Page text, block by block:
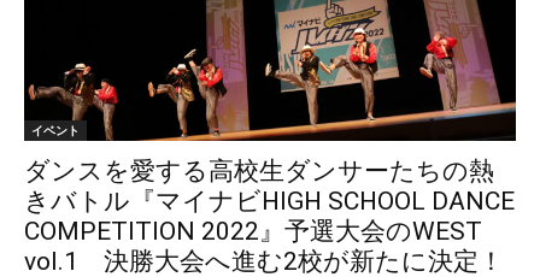
イベント
ダンスを愛する高校生ダンサーたちの熱
きバトル『マイナビHIGH SCHOOL DANCE
COMPETITION 2022』予選大会のWEST
vol.1 決勝大会へ進む2校が新たに決定！